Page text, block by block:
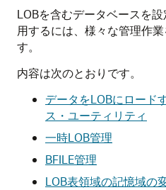
LOBを含むデータベースを
用するには、様々な管理作
す。
内容は次のとおりです。
データをLOBにロード
ス・ユーティリティ
一時LOB管理
BFILE管理
LOB表領域の記憶域の